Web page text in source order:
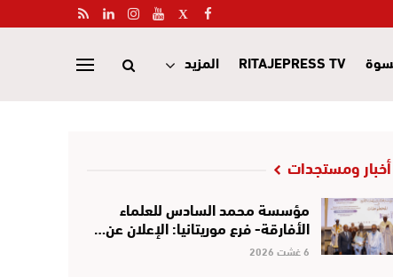
RITAJEPRESS TV المزيد
أخبار ومستجدات
مؤسسة محمد السادس للعلماء
الأفارقة- فرع موريتانيا: الإعلان عن…
6 غشت 2026